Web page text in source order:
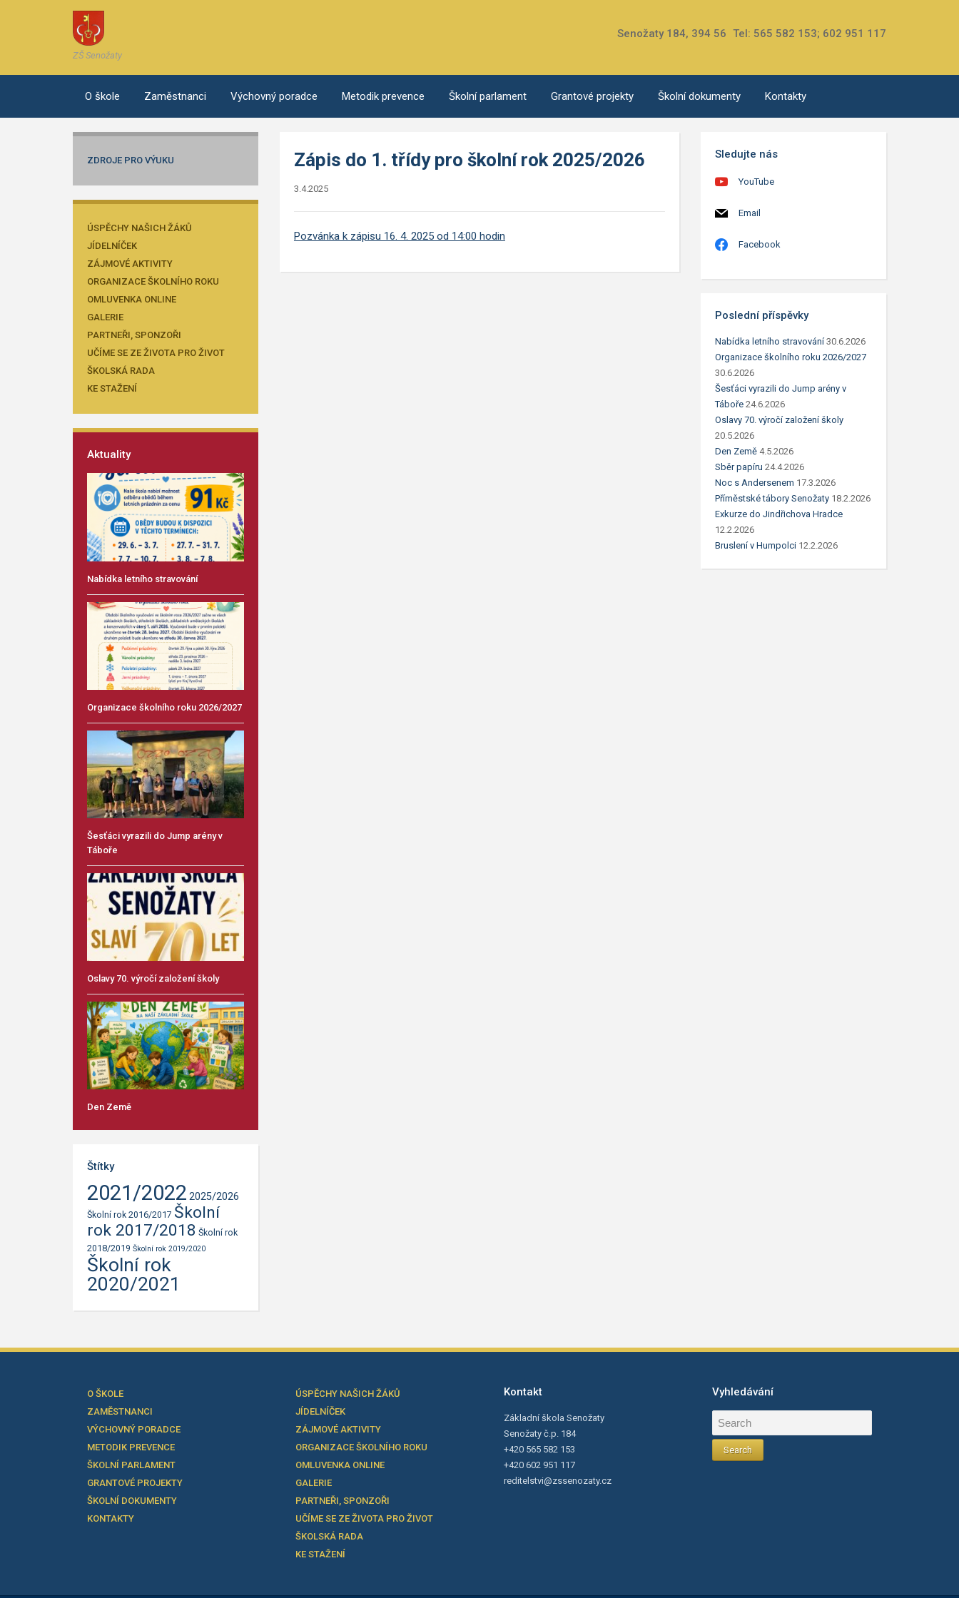
ZŠ Senožaty
Senožaty 184, 394 56 Tel: 565 582 153; 602 951 117
O škole Zaměstnanci Výchovný poradce Metodik prevence Školní parlament Grantové projekty Školní dokumenty Kontakty
ZDROJE PRO VÝUKU
ÚSPĚCHY NAŠICH ŽÁKŮ
JÍDELNÍČEK
ZÁJMOVÉ AKTIVITY
ORGANIZACE ŠKOLNÍHO ROKU
OMLUVENKA ONLINE
GALERIE
PARTNEŘI, SPONZOŘI
UČÍME SE ZE ŽIVOTA PRO ŽIVOT
ŠKOLSKÁ RADA
KE STAŽENÍ
Aktuality
Nabídka letního stravování
Organizace školního roku 2026/2027
Šesťáci vyrazili do Jump arény v
Táboře
Oslavy 70. výročí založení školy
Den Země
Štítky
2021/2022 2025/2026
Školní rok 2016/2017 Školní
rok 2017/2018 Školní rok
2018/2019 Školní rok 2019/2020
Školní rok
2020/2021
Zápis do 1. třídy pro školní rok 2025/2026
3.4.2025
Pozvánka k zápisu 16. 4. 2025 od 14:00 hodin
Sledujte nás
YouTube
Email
Facebook
Poslední příspěvky
Nabídka letního stravování 30.6.2026
Organizace školního roku 2026/2027
30.6.2026
Šesťáci vyrazili do Jump arény v
Táboře 24.6.2026
Oslavy 70. výročí založení školy
20.5.2026
Den Země 4.5.2026
Sběr papíru 24.4.2026
Noc s Andersenem 17.3.2026
Příměstské tábory Senožaty 18.2.2026
Exkurze do Jindřichova Hradce
12.2.2026
Bruslení v Humpolci 12.2.2026
O ŠKOLE
ZAMĚSTNANCI
VÝCHOVNÝ PORADCE
METODIK PREVENCE
ŠKOLNÍ PARLAMENT
GRANTOVÉ PROJEKTY
ŠKOLNÍ DOKUMENTY
KONTAKTY
ÚSPĚCHY NAŠICH ŽÁKŮ
JÍDELNÍČEK
ZÁJMOVÉ AKTIVITY
ORGANIZACE ŠKOLNÍHO ROKU
OMLUVENKA ONLINE
GALERIE
PARTNEŘI, SPONZOŘI
UČÍME SE ZE ŽIVOTA PRO ŽIVOT
ŠKOLSKÁ RADA
KE STAŽENÍ
Kontakt
Základní škola Senožaty
Senožaty č.p. 184
+420 565 582 153
+420 602 951 117
reditelstvi@zssenozaty.cz
Vyhledávání